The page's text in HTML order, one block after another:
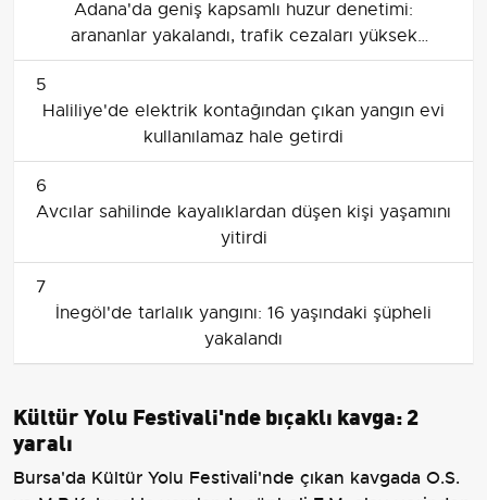
Adana'da geniş kapsamlı huzur denetimi:
arananlar yakalandı, trafik cezaları yüksek
seyretti
5
Haliliye'de elektrik kontağından çıkan yangın evi
kullanılamaz hale getirdi
6
Avcılar sahilinde kayalıklardan düşen kişi yaşamını
yitirdi
7
İnegöl'de tarlalık yangını: 16 yaşındaki şüpheli
yakalandı
Kültür Yolu Festivali'nde bıçaklı kavga: 2
yaralı
Bursa'da Kültür Yolu Festivali'nde çıkan kavgada O.S.